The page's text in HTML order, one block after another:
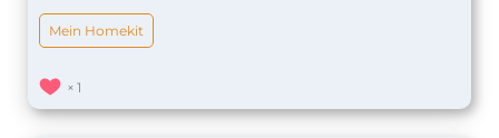
Mein Homekit
1